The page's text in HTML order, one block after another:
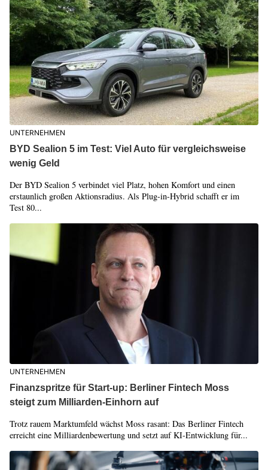
UNTERNEHMEN
BYD Sealion 5 im Test: Viel Auto für vergleichsweise
wenig Geld
Der BYD Sealion 5 verbindet viel Platz, hohen Komfort und einen
erstaunlich großen Aktionsradius. Als Plug-in-Hybrid schafft er im
Test 80...
UNTERNEHMEN
Finanzspritze für Start-up: Berliner Fintech Moss
steigt zum Milliarden-Einhorn auf
Trotz rauem Marktumfeld wächst Moss rasant: Das Berliner Fintech
erreicht eine Milliardenbewertung und setzt auf KI-Entwicklung für...